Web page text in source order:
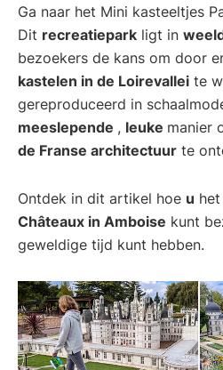
Manu
Ga naar het Mini kasteeltjes
Dit recreatiepark ligt in
bezoekers de kans om door
kastelen in de Loirevallei te
gereproduceerd in
meeslepende , leuke manier
de Franse architectuur te
Ontdek in dit artikel hoe u het
Châteaux in Amboise kunt
geweldige tijd kunt hebben.